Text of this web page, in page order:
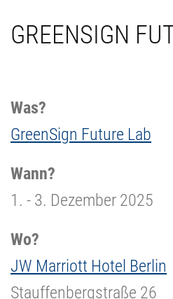
GREENSIGN
Was?
GreenSign Future Lab
Wann?
1. - 3. Dezember 2025
Wo?
JW Marriott Hotel Berlin
Stauffenbergstraße 26